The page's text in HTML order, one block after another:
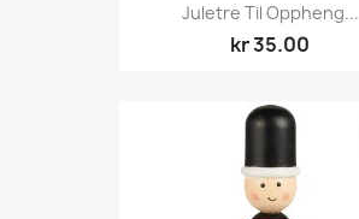
Juletre Til Oppheng...
kr 35.00